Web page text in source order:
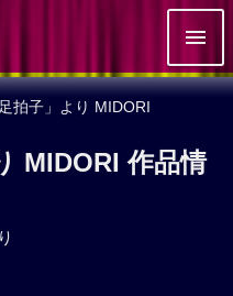
拍子」より MIDORI
MIDORI 作品情